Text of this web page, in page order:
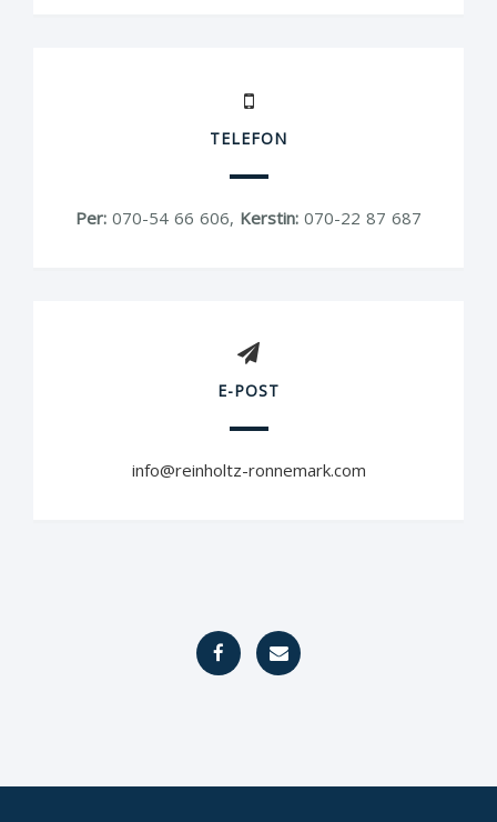
TELEFON
Per: 070-54 66 606, Kerstin: 070-22 87 687
E-POST
info@reinholtz-ronnemark.com